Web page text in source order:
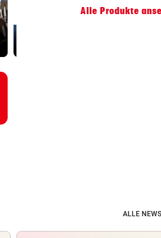
Dreijähriger Bub
Sager
Alle Produkte
ALLE